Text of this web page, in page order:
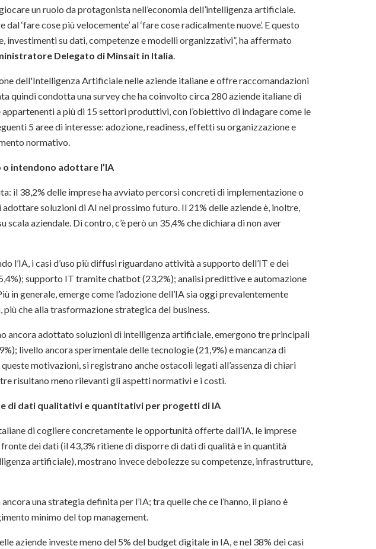
un ruolo da protagonista nell’economia dell’intelligenza artificiale.
‘fare cose più velocemente’ al ‘fare cose radicalmente nuove’. E questo
investimenti su dati, competenze e modelli organizzativi”, ha affermato
Delegato di Minsait in Italia
dell'Intelligenza Artificiale nelle aziende italiane e offre raccomandazioni
quindi condotta una survey che ha coinvolto circa 280 aziende italiane di
a più di 15 settori produttivi, con l’obiettivo di indagare come le
5 aree di interesse: adozione, readiness, effetti su organizzazione e
normativo.
o intendono adottare l’IA
il 38,2% delle imprese ha avviato percorsi concreti di implementazione o
soluzioni di AI nel prossimo futuro. Il 21% delle aziende è, inoltre,
scala aziendale. Di contro, c’è però un 35,4% che dichiara di non aver
l’IA, i casi d’uso più diffusi riguardano attività a supporto dell’IT e dei
supporto IT tramite chatbot (23,2%); analisi predittive e automazione
in generale, emerge come l’adozione dell’IA sia oggi prevalentemente
che alla trasformazione strategica del business.
ancora adottato soluzioni di intelligenza artificiale, emergono tre principali
livello ancora sperimentale delle tecnologie (21,9%) e mancanza di
motivazioni, si registrano anche ostacoli legati all’assenza di chiari
risultano meno rilevanti gli aspetti normativi e i costi.
di dati qualitativi e quantitativi per progetti di IA
di cogliere concretamente le opportunità offerte dall’IA, le imprese
dei dati (il 43,3% ritiene di disporre di dati di qualità e in quantità
artificiale), mostrano invece debolezze su competenze, infrastrutture,
una strategia definita per l’IA; tra quelle che ce l’hanno, il piano è
minimo del top management.
aziende investe meno del 5% del budget digitale in IA, e nel 38% dei casi